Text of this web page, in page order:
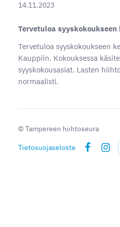
14.11.2023
Tervetuloa
Tervetuloa syyskokoukseen
Kauppiin. Kokouksessa
syyskokousasiat. Lasten
normaalisti.
© Tampereen hiihtoseura
Tietosuojaseloste